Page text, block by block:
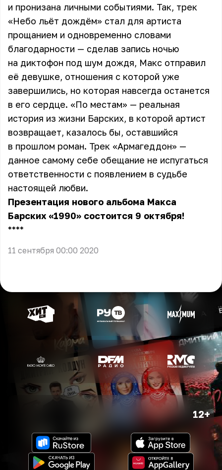
и пронизана личными событиями. Так, трек
«Небо льёт дождём» стал для артиста
прощанием и одновременно словами
благодарности — сделав запись ночью
на диктофон под шум дождя, Макс отправил
её девушке, отношения с которой уже
завершились, но которая навсегда останется
в его сердце. «По местам» — реальная
история из жизни Барских, в которой артист
возвращает, казалось бы, оставшийся
в прошлом роман. Трек «Армагеддон» —
данное самому себе обещание не испугаться
ответственности с появлением в судьбе
настоящей любви.
Презентация нового альбома Макса
Барских «1990» состоится 9 октября!
** **
11 сентября 00:00 2020
12+